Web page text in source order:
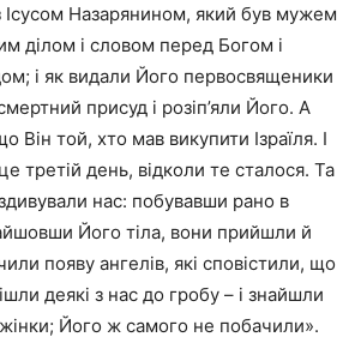
Ісусом Назарянином, який був мужем
ділом і словом перед Богом і
і як видали Його первосвященики
присуд і розіп’яли Його. А
Він той, хто мав викупити Ізраїля. І
третій день, відколи те сталося. Та
нас: побувавши рано в
Його тіла, вони прийшли й
появу ангелів, які сповістили, що
деякі з нас до гробу – і знайшли
Його ж самого не побачили».